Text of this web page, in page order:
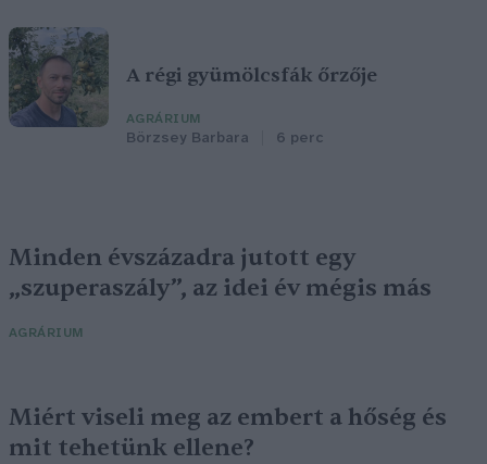
A régi gyümölcsfák őrzője
AGRÁRIUM
Börzsey Barbara 6 perc
Minden évszázadra jutott egy
„szuperaszály”, az idei év mégis más
AGRÁRIUM
Miért viseli meg az embert a hőség és
mit tehetünk ellene?